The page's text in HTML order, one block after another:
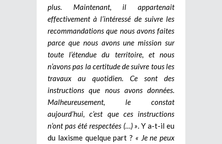
plus. Maintenant, il appartenait
effectivement à l’intéressé de suivre les
recommandations que nous avons faites
parce que nous avons une mission sur
toute l’étendue du territoire, et nous
n’avons pas la certitude de suivre tous les
travaux au quotidien. Ce sont des
instructions que nous avons données.
Malheureusement, le constat
aujourd’hui, c’est que ces instructions
n’ont pas été respectées (…) » . Y a-t-il eu
du laxisme quelque part ? « Je ne peux